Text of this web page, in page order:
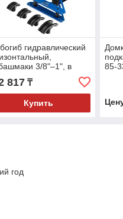
гидравлический
3/8"–1", в
кейсе//
817₸
Купить
85-
год